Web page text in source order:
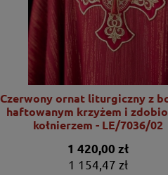
Czerwony ornat liturgiczny z
haftowanym krzyżem i
kołnierzem - LE/7036/02
1 420,00 zł
1 154,47 zł